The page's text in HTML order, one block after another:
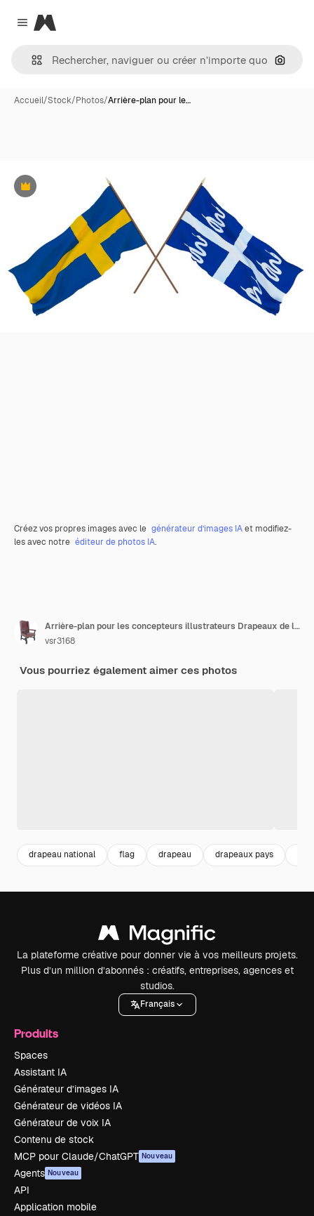
Close menu
Magnific
Accueil/Stock/Photos/Arrière-plan pour le…
Premium
Créez vos propres images avec le générateur d’images IAet modifiez-
les avec notre éditeur de photos IA.
Arrière-plan pour les concepteurs illustrateurs Drapeaux de la fête nationale de l'indépendance Suède et Martinique
vsr3168
Vous pourriez également aimer ces photos
drapeau national flag drapeau drapeaux pays
La plateforme créative pour donner vie à vos meilleurs projets.
Plus d’un million d’abonnés : créatifs, entreprises, agences et
studios.
Français
Produits
Spaces
Assistant IA
Générateur d’images IA
Générateur de vidéos IA
Générateur de voix IA
Contenu de stock
MCP pour Claude/ChatGPT Nouveau
Agents Nouveau
API
Application mobile